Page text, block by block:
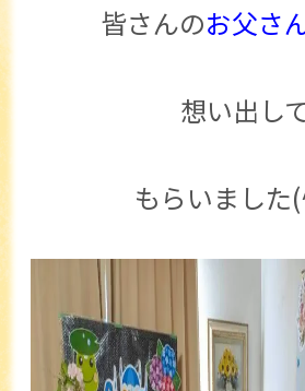
皆さんのお父さ
想い出し
もらいまし